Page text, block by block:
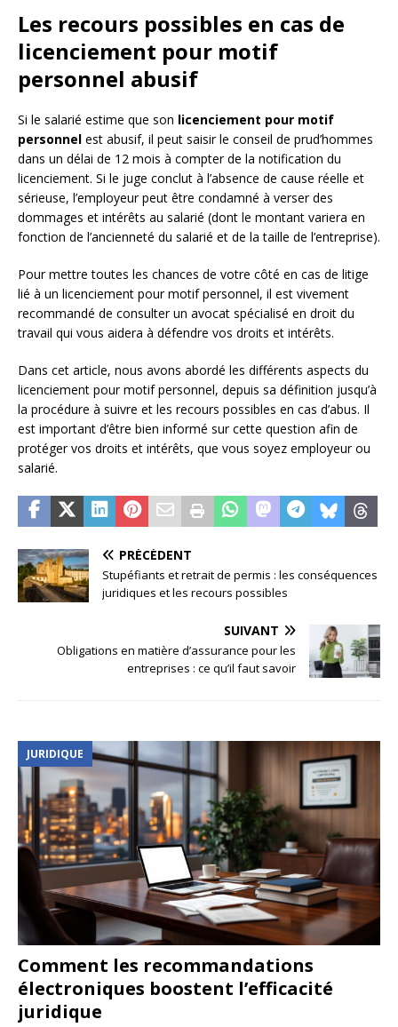
Les recours possibles en cas de
licenciement pour motif
personnel abusif
Si le salarié estime que son licenciement pour motif
personnel est abusif, il peut saisir le conseil de prud’hommes
dans un délai de 12 mois à compter de la notification du
licenciement. Si le juge conclut à l’absence de cause réelle et
sérieuse, l’employeur peut être condamné à verser des
dommages et intérêts au salarié (dont le montant variera en
fonction de l’ancienneté du salarié et de la taille de l’entreprise).
Pour mettre toutes les chances de votre côté en cas de litige
lié à un licenciement pour motif personnel, il est vivement
recommandé de consulter un avocat spécialisé en droit du
travail qui vous aidera à défendre vos droits et intérêts.
Dans cet article, nous avons abordé les différents aspects du
licenciement pour motif personnel, depuis sa définition jusqu’à
la procédure à suivre et les recours possibles en cas d’abus. Il
est important d’être bien informé sur cette question afin de
protéger vos droits et intérêts, que vous soyez employeur ou
salarié.
PRÉCÉDENT
Stupéfiants et retrait de permis : les conséquences
juridiques et les recours possibles
SUIVANT
Obligations en matière d’assurance pour les
entreprises : ce qu’il faut savoir
JURIDIQUE
Comment les recommandations
électroniques boostent l’efficacité
juridique